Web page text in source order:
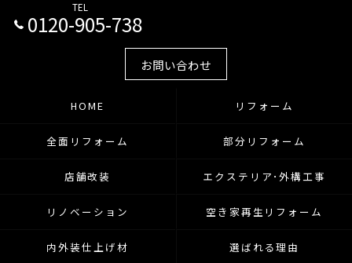
TEL
0120-905-738
お問い合わせ
HOME リフォーム
全面リフォーム 部分リフォーム
店舗改装 エクステリア･外構工事
リノベーション 空き家再生リフォーム
内外装仕上げ材 選ばれる理由